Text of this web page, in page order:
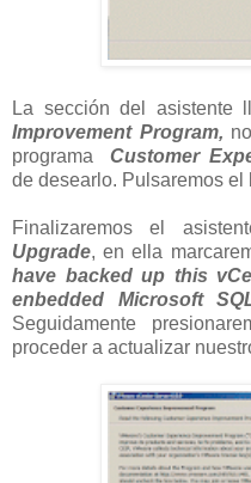
La sección del asistente
Improvement Program,
programaCustomer
de desearlo. Pulsaremos el
Finalizaremos el
Upgrade, en ella
have backed up this
enbedded Microsoft
Seguidamente
proceder a actualizar